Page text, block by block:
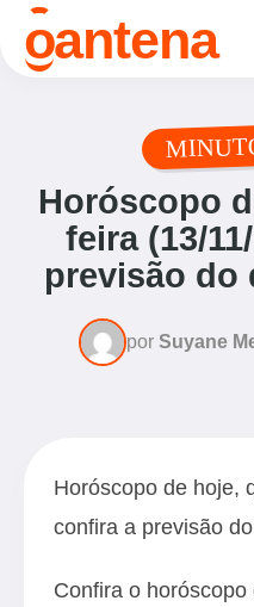
oantena
Horóscopo
feira (13/
previsão do
por Suyane
Horóscopo de hoje,
confira a previsão
Confira o